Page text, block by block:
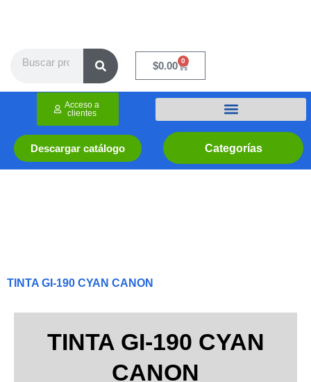
$0.00 0
Cart
Categorías
Descargar catálogo
Acceso a
clientes
TINTA GI-190 CYAN CANON
TINTA GI-190 CYAN
CANON